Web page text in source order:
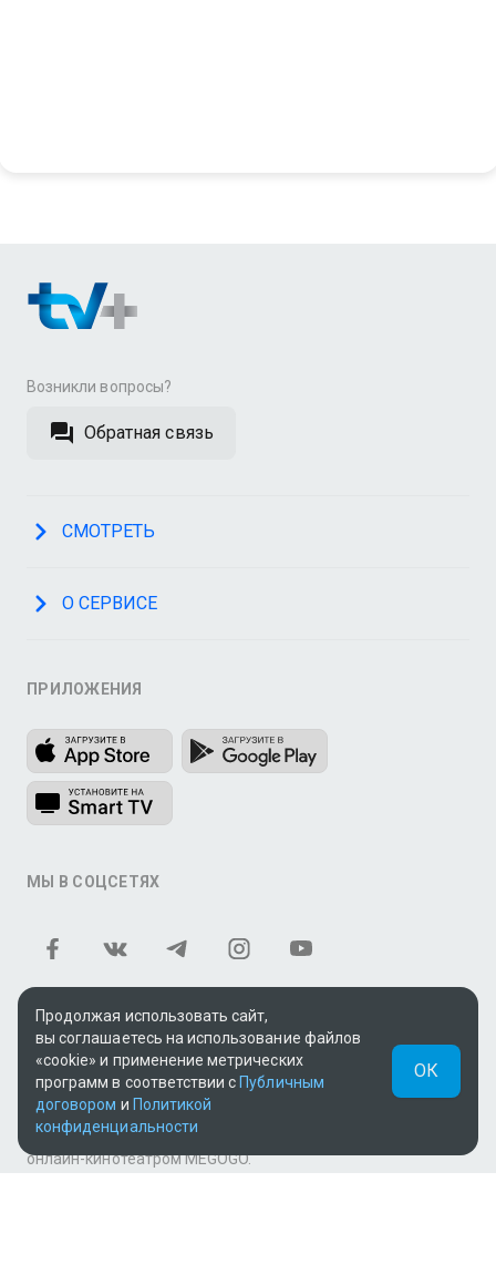
Возникли вопросы?
Обратная связь
СМОТРЕТЬ
О СЕРВИСЕ
ПРИЛОЖЕНИЯ
МЫ В СОЦСЕТЯХ
Теле и видеоконтент TV+ предоставлен ТОО «ALACAST»
(Государственная лицензия № 12016823 от 22.11.2012).
В рамках услуги «Видео по подписке» для «Пакета
фильмов и сериалов tv+» контент предоставляется
онлайн-кинотеатром MEGOGO.
Продолжая использовать сайт,
вы соглашаетесь на использование файлов
«cookie» и применение метрических
программ в соответствии с Публичным
договором и Политикой
конфиденциальности
ОК